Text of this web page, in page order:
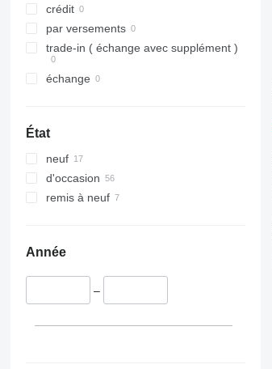
crédit
par versements
trade-in ( échange avec supplément )
échange
État
neuf
d'occasion
remis à neuf
Année
–